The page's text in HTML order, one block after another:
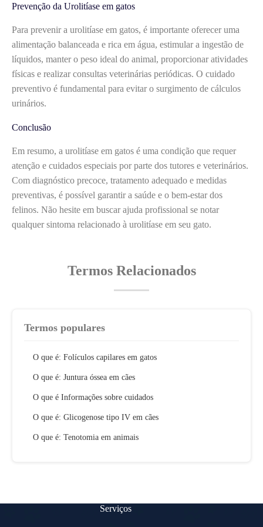
Prevenção da Urolitíase em gatos
Para prevenir a urolitíase em gatos, é importante oferecer uma
alimentação balanceada e rica em água, estimular a ingestão de
líquidos, manter o peso ideal do animal, proporcionar atividades
físicas e realizar consultas veterinárias periódicas. O cuidado
preventivo é fundamental para evitar o surgimento de cálculos
urinários.
Conclusão
Em resumo, a urolitíase em gatos é uma condição que requer
atenção e cuidados especiais por parte dos tutores e veterinários.
Com diagnóstico precoce, tratamento adequado e medidas
preventivas, é possível garantir a saúde e o bem-estar dos
felinos. Não hesite em buscar ajuda profissional se notar
qualquer sintoma relacionado à urolitíase em seu gato.
Termos Relacionados
Termos populares
O que é: Folículos capilares em gatos
O que é: Juntura óssea em cães
O que é Informações sobre cuidados
O que é: Glicogenose tipo IV em cães
O que é: Tenotomia em animais
Serviços